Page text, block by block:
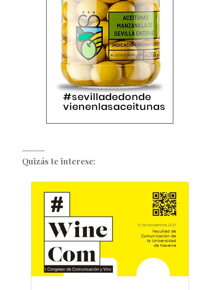
Quizás te interese: